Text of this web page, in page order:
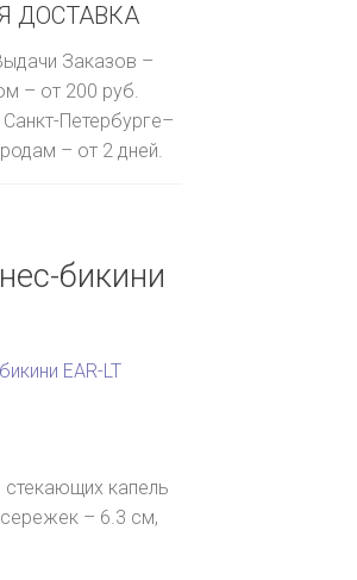
ДОСТАВКА
Заказов –
– от 200 руб.
Петербурге–
– от 2 дней.
бикини
EAR-LT
капель
– 6.3 см,